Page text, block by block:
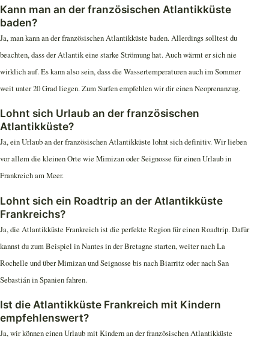
Kann man an der französischen Atlantikküste
baden?
Ja, man kann an der französischen Atlantikküste baden. Allerdings solltest du
beachten, dass der Atlantik eine starke Strömung hat. Auch wärmt er sich nie
wirklich auf. Es kann also sein, dass die Wassertemperaturen auch im Sommer
weit unter 20 Grad liegen. Zum Surfen empfehlen wir dir einen Neoprenanzug.
Lohnt sich Urlaub an der französischen
Atlantikküste?
Ja, ein Urlaub an der französischen Atlantikküste lohnt sich definitiv. Wir lieben
vor allem die kleinen Orte wie Mimizan oder Seignosse für einen Urlaub in
Frankreich am Meer.
Lohnt sich ein Roadtrip an der Atlantikküste
Frankreichs?
Ja, die Atlantikküste Frankreich ist die perfekte Region für einen Roadtrip. Dafür
kannst du zum Beispiel in Nantes in der Bretagne starten, weiter nach La
Rochelle und über Mimizan und Seignosse bis nach Biarritz oder nach San
Sebastián in Spanien fahren.
Ist die Atlantikküste Frankreich mit Kindern
empfehlenswert?
Ja, wir können einen Urlaub mit Kindern an der französischen Atlantikküste